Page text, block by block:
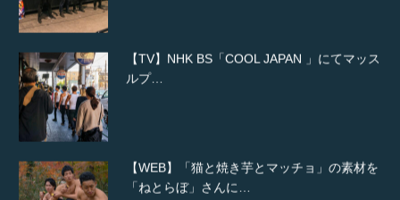
【TV】NHK BS「COOL JAPAN 」にてマッス
ルプ…
【WEB】「猫と焼き芋とマッチョ」の素材を
「ねとらぼ」さんに…